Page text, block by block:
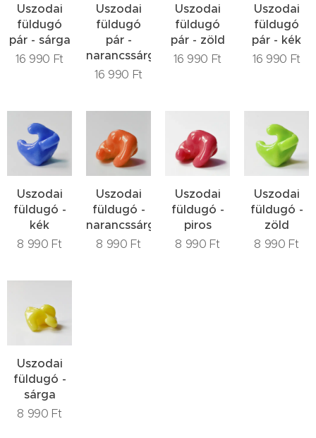
Uszodai
füldugó
pár - sárga
16 990 Ft
Uszodai
füldugó
pár -
narancssárga
16 990 Ft
Uszodai
füldugó
pár - zöld
16 990 Ft
Uszodai
füldugó
pár - kék
16 990 Ft
Uszodai
füldugó -
kék
8 990 Ft
Uszodai
füldugó -
narancssárga
8 990 Ft
Uszodai
füldugó -
piros
8 990 Ft
Uszodai
füldugó -
zöld
8 990 Ft
Uszodai
füldugó -
sárga
8 990 Ft